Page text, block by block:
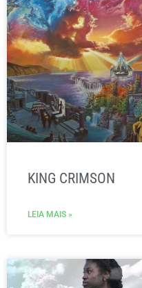
KING CRIMSON
LEIA MAIS »